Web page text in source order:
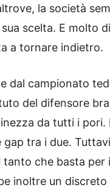
la società
scelta. E molto
a tornare indietro.
dal campionato
del difensore
da tutti i pori.
gap tra i due.
tanto che basta per
inoltre un